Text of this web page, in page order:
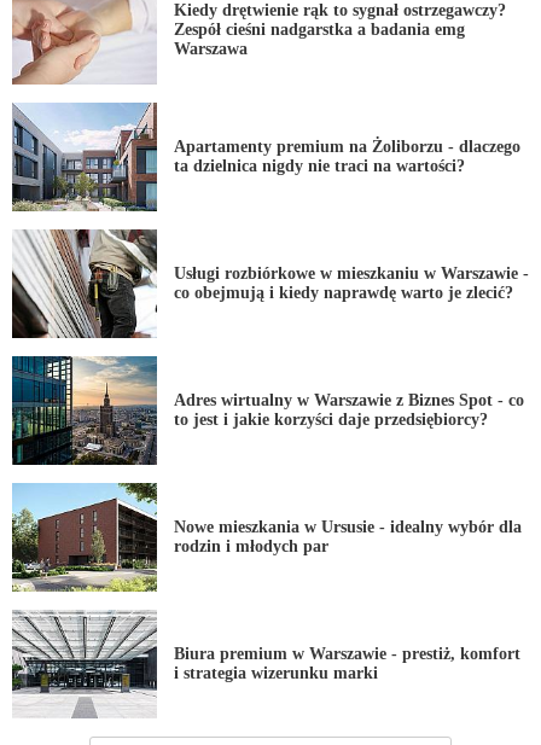
Kiedy drętwienie rąk to sygnał ostrzegawczy?
Zespół cieśni nadgarstka a badania emg
Warszawa
Apartamenty premium na Żoliborzu - dlaczego
ta dzielnica nigdy nie traci na wartości?
Usługi rozbiórkowe w mieszkaniu w Warszawie -
co obejmują i kiedy naprawdę warto je zlecić?
Adres wirtualny w Warszawie z Biznes Spot - co
to jest i jakie korzyści daje przedsiębiorcy?
Nowe mieszkania w Ursusie - idealny wybór dla
rodzin i młodych par
Biura premium w Warszawie - prestiż, komfort
i strategia wizerunku marki